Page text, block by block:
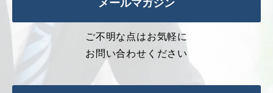
メールマガジン
ご不明な点はお気軽に
お問い合わせください